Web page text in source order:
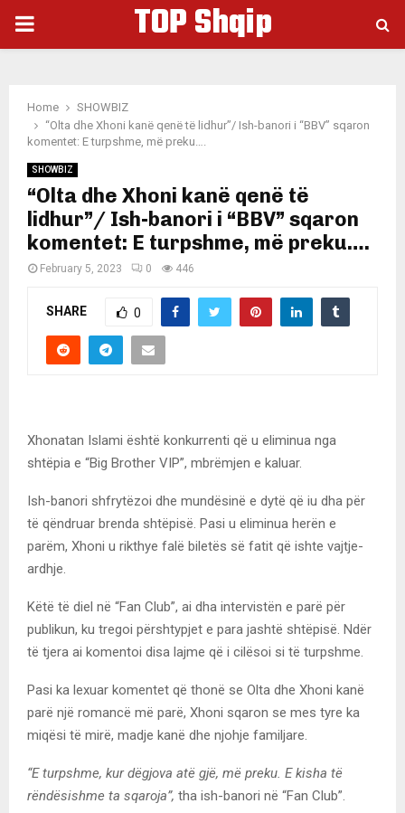
PRIMARY
TOP Shqip
Home
SHOWBIZ
“Olta dhe Xhoni kanë qenë të lidhur”/ Ish-banori i “BBV” sqaron
komentet: E turpshme, më preku….
SHOWBIZ
“Olta dhe Xhoni kanë qenë të
lidhur”/ Ish-banori i “BBV” sqaron
komentet: E turpshme, më preku….
February 5, 2023 0 446
SHARE 0
Xhonatan Islami është konkurrenti që u eliminua nga
shtëpia e “Big Brother VIP”, mbrëmjen e kaluar.
Ish-banori shfrytëzoi dhe mundësinë e dytë që iu dha për
të qëndruar brenda shtëpisë. Pasi u eliminua herën e
parëm, Xhoni u rikthye falë biletës së fatit që ishte vajtje-
ardhje.
Këtë të diel në “Fan Club”, ai dha intervistën e parë për
publikun, ku tregoi përshtypjet e para jashtë shtëpisë. Ndër
të tjera ai komentoi disa lajme që i cilësoi si të turpshme.
Pasi ka lexuar komentet që thonë se Olta dhe Xhoni kanë
parë një romancë më parë, Xhoni sqaron se mes tyre ka
miqësi të mirë, madje kanë dhe njohje familjare.
“E turpshme, kur dëgjova atë gjë, më preku. E kisha të
rëndësishme ta sqaroja”, tha ish-banori në “Fan Club”.